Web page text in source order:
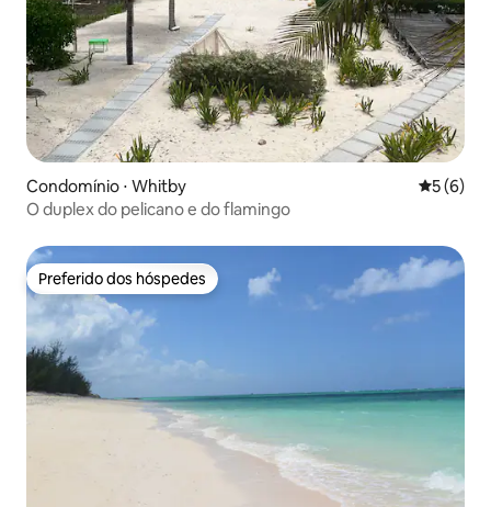
Condomínio ⋅ Whitby 5 de
5 (6)
O duplex do pelicano e do flamingo
Preferido dos hóspedes
Preferido dos hóspedes